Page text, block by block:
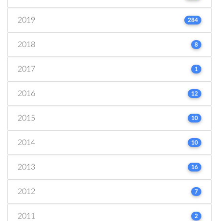
2019 284
2018 8
2017 1
2016 12
2015 10
2014 10
2013 16
2012 7
2011 2